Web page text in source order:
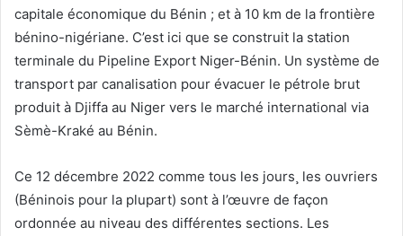
capitale économique du Bénin ; et à 10 km de la frontière
bénino-nigériane. C’est ici que se construit la station
terminale du Pipeline Export Niger-Bénin. Un système de
transport par canalisation pour évacuer le pétrole brut
produit à Djiffa au Niger vers le marché international via
Sèmè-Kraké au Bénin.
Ce 12 décembre 2022 comme tous les jours¸ les ouvriers
(Béninois pour la plupart) sont à l’œuvre de façon
ordonnée au niveau des différentes sections. Les